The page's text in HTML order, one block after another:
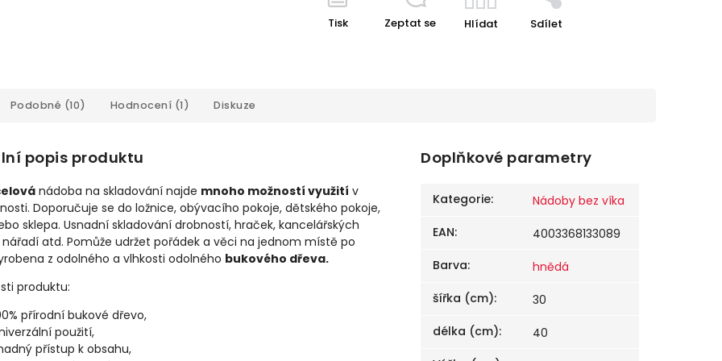
Tisk Zeptat se Hlídat Sdílet
Podobné (10) Hodnocení (1) Diskuze
popis produktu
nádoba na skladování najde mnoho možností využití v
Doporučuje se do ložnice, obývacího pokoje, dětského pokoje,
sklepa. Usnadní skladování drobností, hraček, kancelářských
atd. Pomůže udržet pořádek a věci na jednom místě po
z odolného a vlhkosti odolného bukového dřeva.
produktu:
přírodní bukové dřevo,
použití,
přístup k obsahu,
Doplňkové parametry
Kategorie:
Nádoby bez víka
EAN:
4003368133089
Barva:
hnědá
šířka (cm):
30
délka (cm):
40